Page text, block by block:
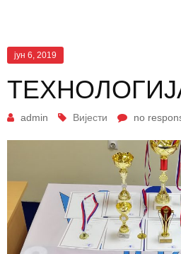
јун 6, 2019
admin Вијести no